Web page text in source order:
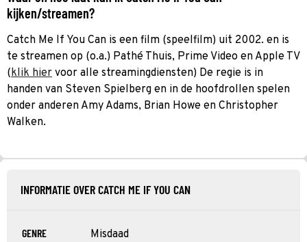
kijken/streamen?
Catch Me If You Can is een film (speelfilm) uit 2002. en is
te streamen op (o.a.) Pathé Thuis, Prime Video en Apple TV
(klik hier voor alle streamingdiensten) De regie is in
handen van Steven Spielberg en in de hoofdrollen spelen
onder anderen Amy Adams, Brian Howe en Christopher
Walken.
INFORMATIE OVER CATCH ME IF YOU CAN
GENRE Misdaad